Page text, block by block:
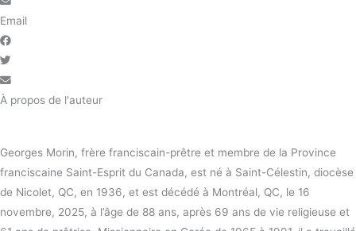
Email
À propos de l'auteur
Georges Morin, frère franciscain-prêtre et membre de la Province
franciscaine Saint-Esprit du Canada, est né à Saint-Célestin, diocèse
de Nicolet, QC, en 1936, et est décédé à Montréal, QC, le 16
novembre, 2025, à l’âge de 88 ans, après 69 ans de vie religieuse et